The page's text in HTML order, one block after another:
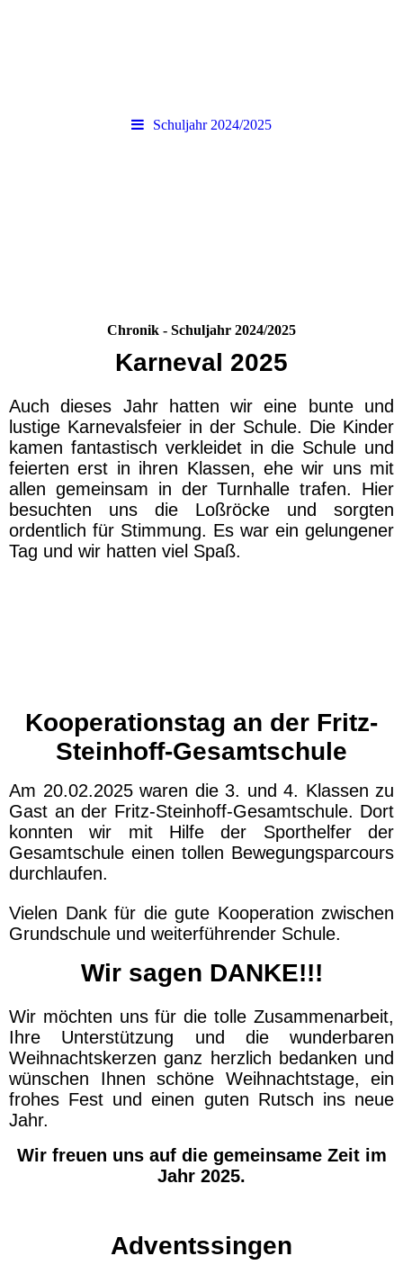
Schuljahr 2024/2025
Chronik - Schuljahr 2024/2025
Karneval 2025
Auch dieses Jahr hatten wir eine bunte und
lustige Karnevalsfeier in der Schule. Die Kinder
kamen fantastisch verkleidet in die Schule und
feierten erst in ihren Klassen, ehe wir uns mit
allen gemeinsam in der Turnhalle trafen. Hier
besuchten uns die Loßröcke und sorgten
ordentlich für Stimmung. Es war ein gelungener
Tag und wir hatten viel Spaß.
Kooperationstag an der Fritz-
Steinhoff-Gesamtschule
Am 20.02.2025 waren die 3. und 4. Klassen zu
Gast an der Fritz-Steinhoff-Gesamtschule. Dort
konnten wir mit Hilfe der Sporthelfer der
Gesamtschule einen tollen Bewegungsparcours
durchlaufen.
Vielen Dank für die gute Kooperation zwischen
Grundschule und weiterführender Schule.
Wir sagen DANKE!!!
Wir möchten uns für die tolle Zusammenarbeit,
Ihre Unterstützung und die wunderbaren
Weihnachtskerzen ganz herzlich bedanken und
wünschen Ihnen schöne Weihnachtstage, ein
frohes Fest und einen guten Rutsch ins neue
Jahr.
Wir freuen uns auf die gemeinsame Zeit im
Jahr 2025.
Adventssingen